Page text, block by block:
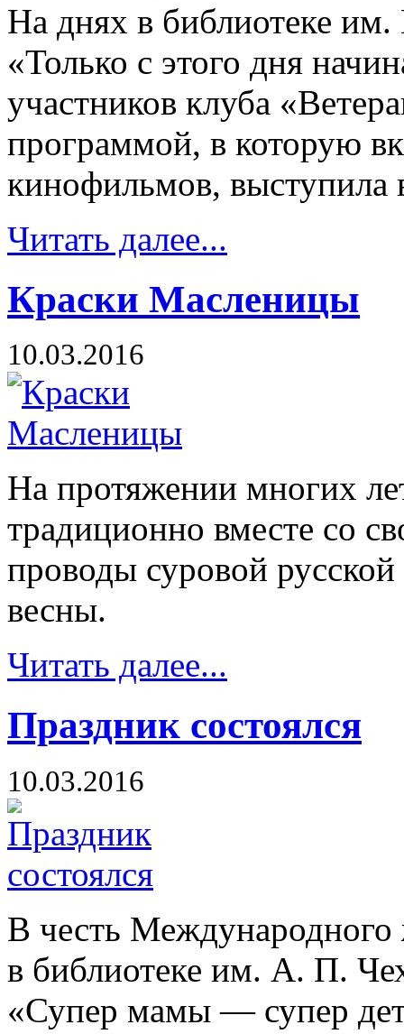
На днях в библиотеке
«Только с этого дня
участников клуба
программой, в которую
кинофильмов, выступила
Читать далее...
Краски Масленицы
10.03.2016
На протяжении многих
традиционно вместе со
проводы суровой
весны.
Читать далее...
Праздник состоялся
10.03.2016
В честь Международного
в библиотеке им. А. П.
«Супер мамы — супер